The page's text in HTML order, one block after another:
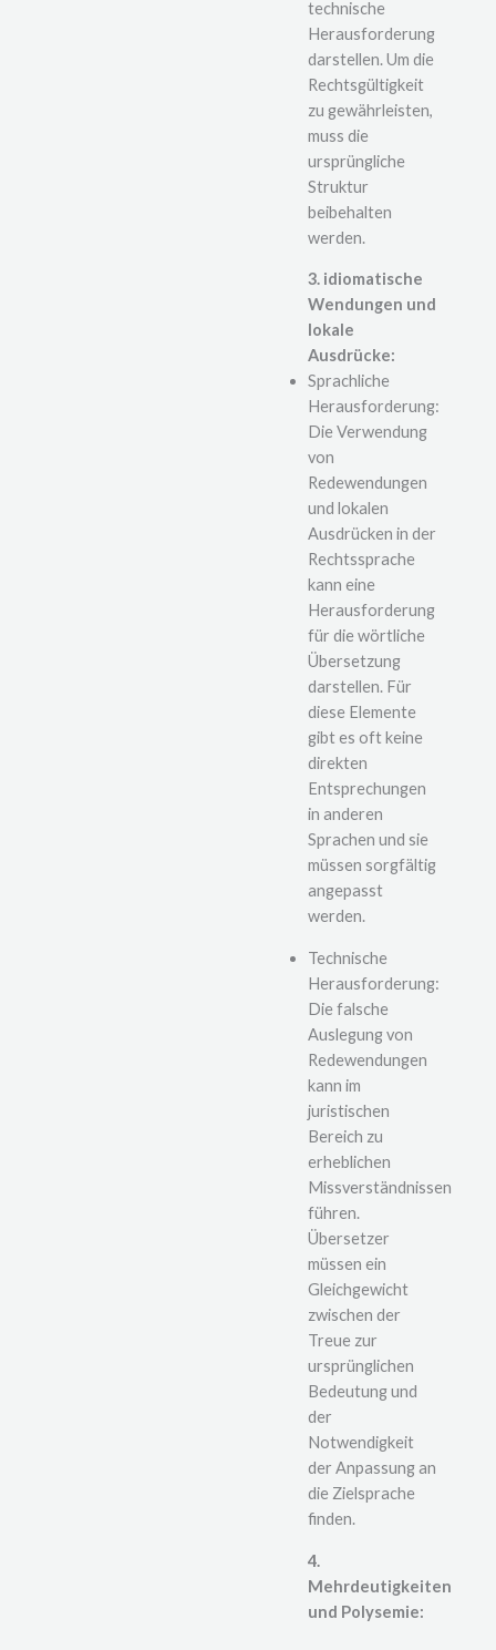
technische
Herausforderung
darstellen. Um die
Rechtsgültigkeit
zu gewährleisten,
muss die
ursprüngliche
Struktur
beibehalten
werden.
3. idiomatische
Wendungen und
lokale
Ausdrücke:
Sprachliche
Herausforderung:
Die Verwendung
von
Redewendungen
und lokalen
Ausdrücken in der
Rechtssprache
kann eine
Herausforderung
für die wörtliche
Übersetzung
darstellen. Für
diese Elemente
gibt es oft keine
direkten
Entsprechungen
in anderen
Sprachen und sie
müssen sorgfältig
angepasst
werden.
Technische
Herausforderung:
Die falsche
Auslegung von
Redewendungen
kann im
juristischen
Bereich zu
erheblichen
Missverständnissen
führen.
Übersetzer
müssen ein
Gleichgewicht
zwischen der
Treue zur
ursprünglichen
Bedeutung und
der
Notwendigkeit
der Anpassung an
die Zielsprache
finden.
4.
Mehrdeutigkeiten
und Polysemie: